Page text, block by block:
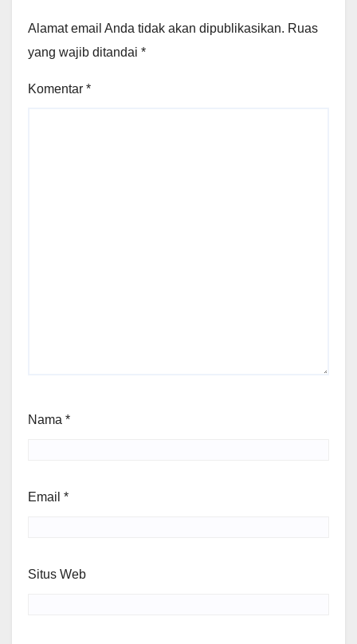
Alamat email Anda tidak akan dipublikasikan. Ruas
yang wajib ditandai *
Komentar *
Nama *
Email *
Situs Web